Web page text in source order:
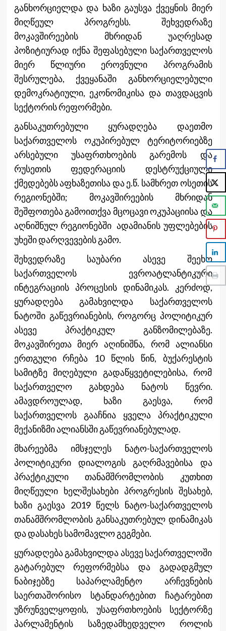
განხორციელდა და ხაზი გაუსვა ქვეყნის მიერ
მიღწეულ პროგრესს. შეხვედრაზე
მოკავშირეების მხრიდან უაღრესად
პოზიტიურად იქნა შეფასებული საქართველოს
მიერ წლიური ეროვნული პროგრამის
შესრულება, ქვეყანაში განხორციელებული
დემოკრატიული, ეკონომიკისა და თავდაცვის
სექტორის რეფორმები.
განსაკუთრებული ყურადღება დაეთმო
საქართველოს ოკუპირებულ ტერიტორიებზე
არსებული უსაფრთხოების გარემოს და
რუსეთის ფედერაციის დესტრუქციული
ქმედებებს აფხაზეთისა და ე.წ. სამხრეთ ოსეთის
რეგიონებში; მოკავშირეების მხრიდან
შეშფოთება გამოითქვა მცოცავი ოკუპაციისა და
აღნიშნულ რეგიონებში ადამიანის უფლებების
უხეში დარღვევების გამო.
შეხვედრაზე საუბარი ასევე შეეხო
საქართველოს ევროატლანტიკური
ინტეგრაციის პროცესის დინამიკას. კერძოდ,
ყურადღება გამახვილდა საქართველოს
ნატოში გაწევრიანების, როგორც პოლიტიკურ
ასევე პრაქტიკულ განზომილებაზე.
მოკავშირეთა მიერ აღინიშნა, რომ ალიანსი
ერთგული რჩება 10 წლის წინ, ბუქარესტის
სამიტზე მიღებული გადაწყვეტილებისა, რომ
საქართველო გახდება ნატოს წევრი.
ამავდროულად, ხაზი გაესვა, რომ
საქართველოს გააჩნია ყველა პრაქტიკული
მექანიზმი ალიანსში გაწევრიანებულად.
მხარეებმა იმსჯელეს ნატო-საქართველოს
პოლიტიკური დიალოგის გაღრმავებისა და
პრაქტიკული თანამშრომლობის კუთხით
მიღწეული ხელშესახები პროგრესის შესახებ,
ხაზი გაესვა 2019 წელს ნატო-საქართველოს
თანამშრომლობის განსაკუთრებულ დინამიკას
და დასახეს სამომავლო გეგმები.
ყურადღება გამახვილდა ასევე საქართველოში
გატარებულ რეფორმებსა და გადადგმულ
ნაბიჯებზე საპარლამენტო არჩევნების
საერთაშორისო სტანდარტებით ჩატარებით
უზრუნველყოფის, უსაფრთხოების სექტორზე
პარლამენტის საზედამხედველო როლის